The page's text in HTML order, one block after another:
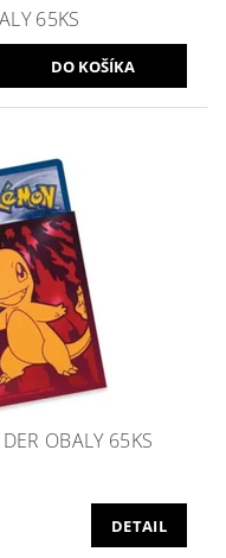
65KS
OBALY 65KS
DETAIL